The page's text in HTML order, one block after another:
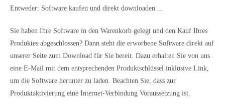
Entweder: Software kaufen und direkt downloaden ...
Sie haben Ihre Software in den Warenkorb gelegt und den Kauf Ihres
Produktes abgeschlossen? Dann steht die erworbene Software direkt auf
unserer Seite zum Download für Sie bereit. Dazu erhalten Sie von uns
eine E-Mail mit dem entsprechenden Produktschlüssel inklusive Link,
um die Software herunter zu laden. Beachten Sie, dass zur
Produktaktivierung eine Internet-Verbindung Voraussetzung ist.